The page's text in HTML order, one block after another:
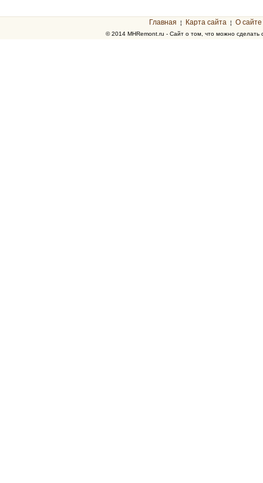
Главная ¦ Карта сайта ¦ О сайте
© 2014 MHRemont.ru - Сайт о том, что можно сделать